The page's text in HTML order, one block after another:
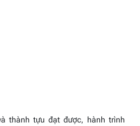
thành tựu đạt được, hành trình